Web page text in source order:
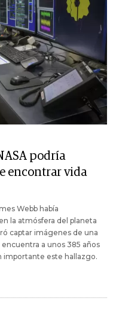
podría
encontrar vida
Webb había
la atmósfera del planeta
captar imágenes de una
a unos 385 años
importante este hallazgo.